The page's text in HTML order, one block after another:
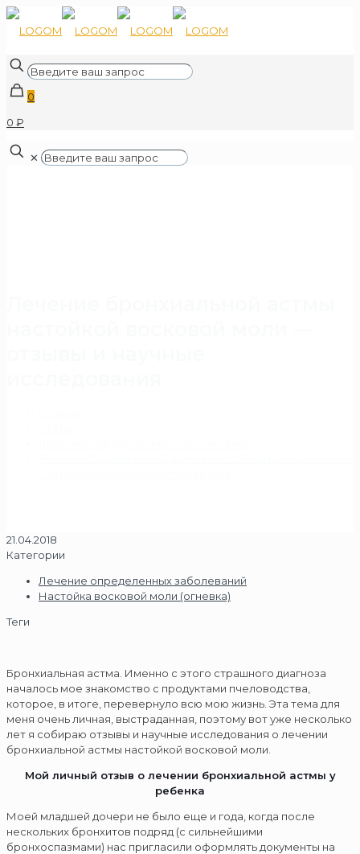
0
0 ₽
✕
21.04.2018
Категории
Лечение определенных заболеваний
Настойка восковой моли (огневка)
Теги
Бронхиальная астма. Именно с этого страшного диагноза
началось мое знакомство с продуктами пчеловодства,
которое, в итоге, перевернуло всю мою жизнь. Эта тема для
меня очень личная, выстраданная, поэтому вот уже несколько
лет я собираю отзывы и научные исследования о лечении
бронхиальной астмы настойкой восковой моли.
Мой личный отзыв о лечении бронхиальной астмы у
ребенка
Моей младшей дочери не было еще и года, когда после
нескольких бронхитов подряд (с сильнейшими
бронхоспазмами) нас пригласили оформлять документы на